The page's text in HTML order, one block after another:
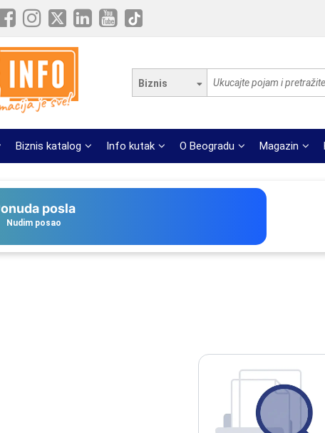
Biznis
Biznis katalog Info kutak O Beogradu Magazin
posla
Nudim posao